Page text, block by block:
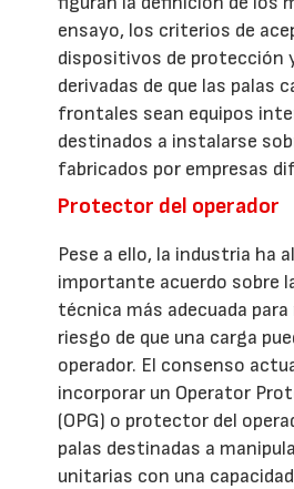
ensayo, los criterios de
dispositivos de protección
derivadas de que las palas
frontales sean equipos
destinados a instalarse
fabricados por empresas
Protector del operador
Pese a ello, la industria ha
importante acuerdo sobre
técnica más adecuada
riesgo de que una carga
operador. El consenso
incorporar un Operator
(OPG) o protector del
palas destinadas a
unitarias con una